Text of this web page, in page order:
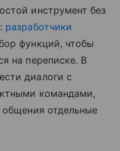
инструмент без
разработчики
функций, чтобы
на переписке. В
диалоги с
командами,
общения отдельные